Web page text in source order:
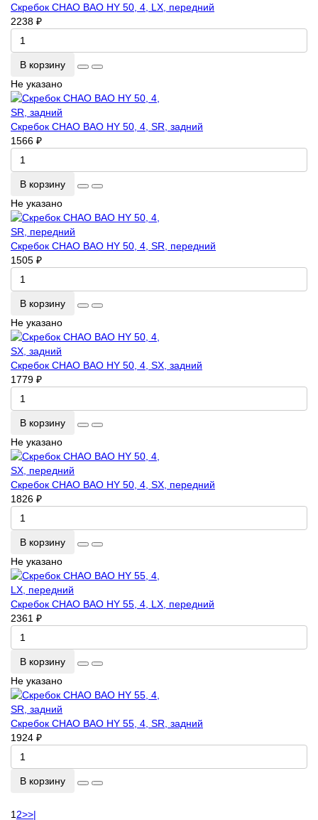
Скребок CHAO BAO HY 50, 4, LX, передний
2238 ₽
В корзину
Не указано
Скребок CHAO BAO HY 50, 4, SR, задний
1566 ₽
В корзину
Не указано
Скребок CHAO BAO HY 50, 4, SR, передний
1505 ₽
В корзину
Не указано
Скребок CHAO BAO HY 50, 4, SX, задний
1779 ₽
В корзину
Не указано
Скребок CHAO BAO HY 50, 4, SX, передний
1826 ₽
В корзину
Не указано
Скребок CHAO BAO HY 55, 4, LX, передний
2361 ₽
В корзину
Не указано
Скребок CHAO BAO HY 55, 4, SR, задний
1924 ₽
В корзину
1 2>>|